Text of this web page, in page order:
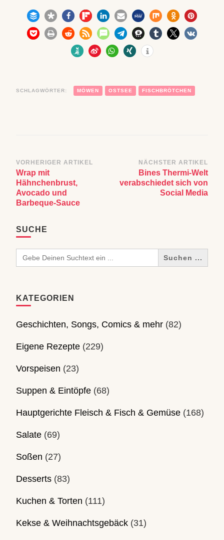
SCHLAGWÖRTER: MÖWEN OSTSEE FISCHBRÖTCHEN
Beitragsnavigation
VORHERIGER ARTIKEL
Wrap mit
Hähnchenbrust,
Avocado und
Barbeque-Sauce
NÄCHSTER ARTIKEL
Bines Thermi-Welt
verabschiedet sich von
Social Media
SUCHE
Search
for:
KATEGORIEN
Geschichten, Songs, Comics & mehr (82)
Eigene Rezepte (229)
Vorspeisen (23)
Suppen & Eintöpfe (68)
Hauptgerichte Fleisch & Fisch & Gemüse (168)
Salate (69)
Soßen (27)
Desserts (83)
Kuchen & Torten (111)
Kekse & Weihnachtsgebäck (31)